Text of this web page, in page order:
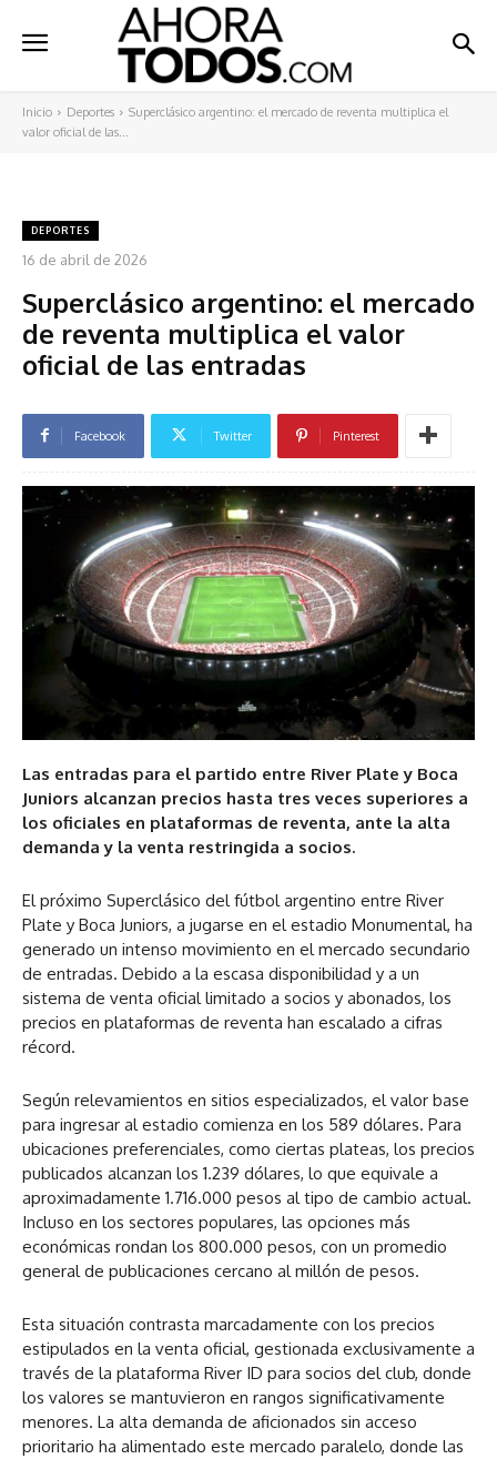
Inicio Deportes
Superclásico argentino: el mercado de reventa multiplica el
valor oficial de las...
DEPORTES
16 de abril de 2026
Superclásico argentino: el mercado
de reventa multiplica el valor
oficial de las entradas
Facebook Twitter Pinterest
Las entradas para el partido entre River Plate y Boca
Juniors alcanzan precios hasta tres veces superiores a
los oficiales en plataformas de reventa, ante la alta
demanda y la venta restringida a socios.
El próximo Superclásico del fútbol argentino entre River
Plate y Boca Juniors, a jugarse en el estadio Monumental, ha
generado un intenso movimiento en el mercado secundario
de entradas. Debido a la escasa disponibilidad y a un
sistema de venta oficial limitado a socios y abonados, los
precios en plataformas de reventa han escalado a cifras
récord.
Según relevamientos en sitios especializados, el valor base
para ingresar al estadio comienza en los 589 dólares. Para
ubicaciones preferenciales, como ciertas plateas, los precios
publicados alcanzan los 1.239 dólares, lo que equivale a
aproximadamente 1.716.000 pesos al tipo de cambio actual.
Incluso en los sectores populares, las opciones más
económicas rondan los 800.000 pesos, con un promedio
general de publicaciones cercano al millón de pesos.
Esta situación contrasta marcadamente con los precios
estipulados en la venta oficial, gestionada exclusivamente a
través de la plataforma River ID para socios del club, donde
los valores se mantuvieron en rangos significativamente
menores. La alta demanda de aficionados sin acceso
prioritario ha alimentado este mercado paralelo, donde las